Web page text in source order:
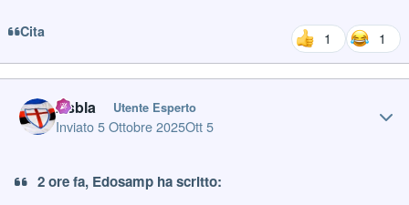
Cita 1 1
Asbla Utente Esperto
Inviato5 Ottobre 2025Ott 5
2 ore fa, Edosamp ha scritto: